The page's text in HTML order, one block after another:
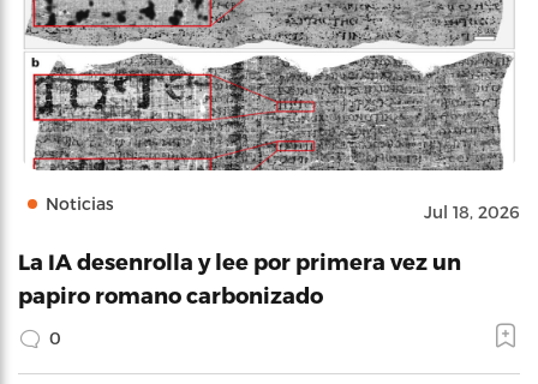
Noticias Jul 18, 2026
La IA desenrolla y lee por primera vez un
papiro romano carbonizado
0